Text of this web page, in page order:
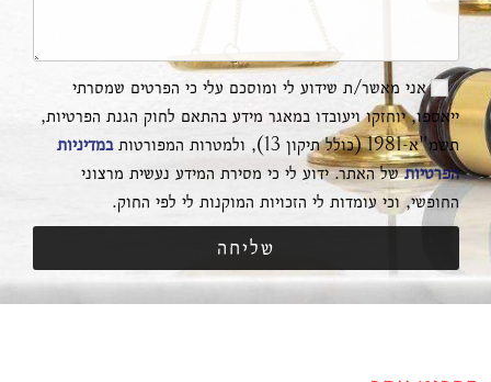
אני מאשר/ת שידוע לי ומוסכם עלי כי הפרטים שמסרתי
ייאספו, יוחזקו ויעובדו במאגר מידע בהתאם לחוק הגנת הפרטיות,
תשמ"א-1981 (כולל תיקון 13), ולמטרות המפורטות
במדיניות
הפרטיותשל האתר. ידוע לי כי מסירת המידע נעשית מרצוני
החופשי, וכי עומדות לי הזכויות המוקנות לי לפי החוק.
שליחה